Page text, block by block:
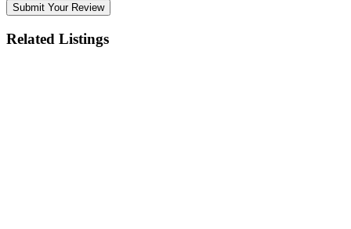
Submit Your Review
Related Listings